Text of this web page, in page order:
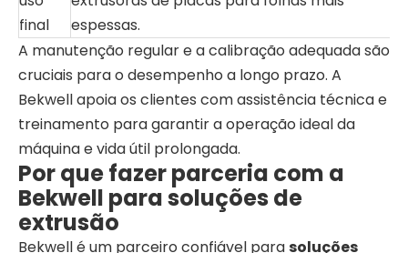
final
espessas.
A manutenção regular e a calibração adequada são
cruciais para o desempenho a longo prazo. A
Bekwell apoia os clientes com assistência técnica e
treinamento para garantir a operação ideal da
máquina e vida útil prolongada.
Por que fazer parceria com a
Bekwell para soluções de
extrusão
Bekwell é um parceiro confiável parasoluções